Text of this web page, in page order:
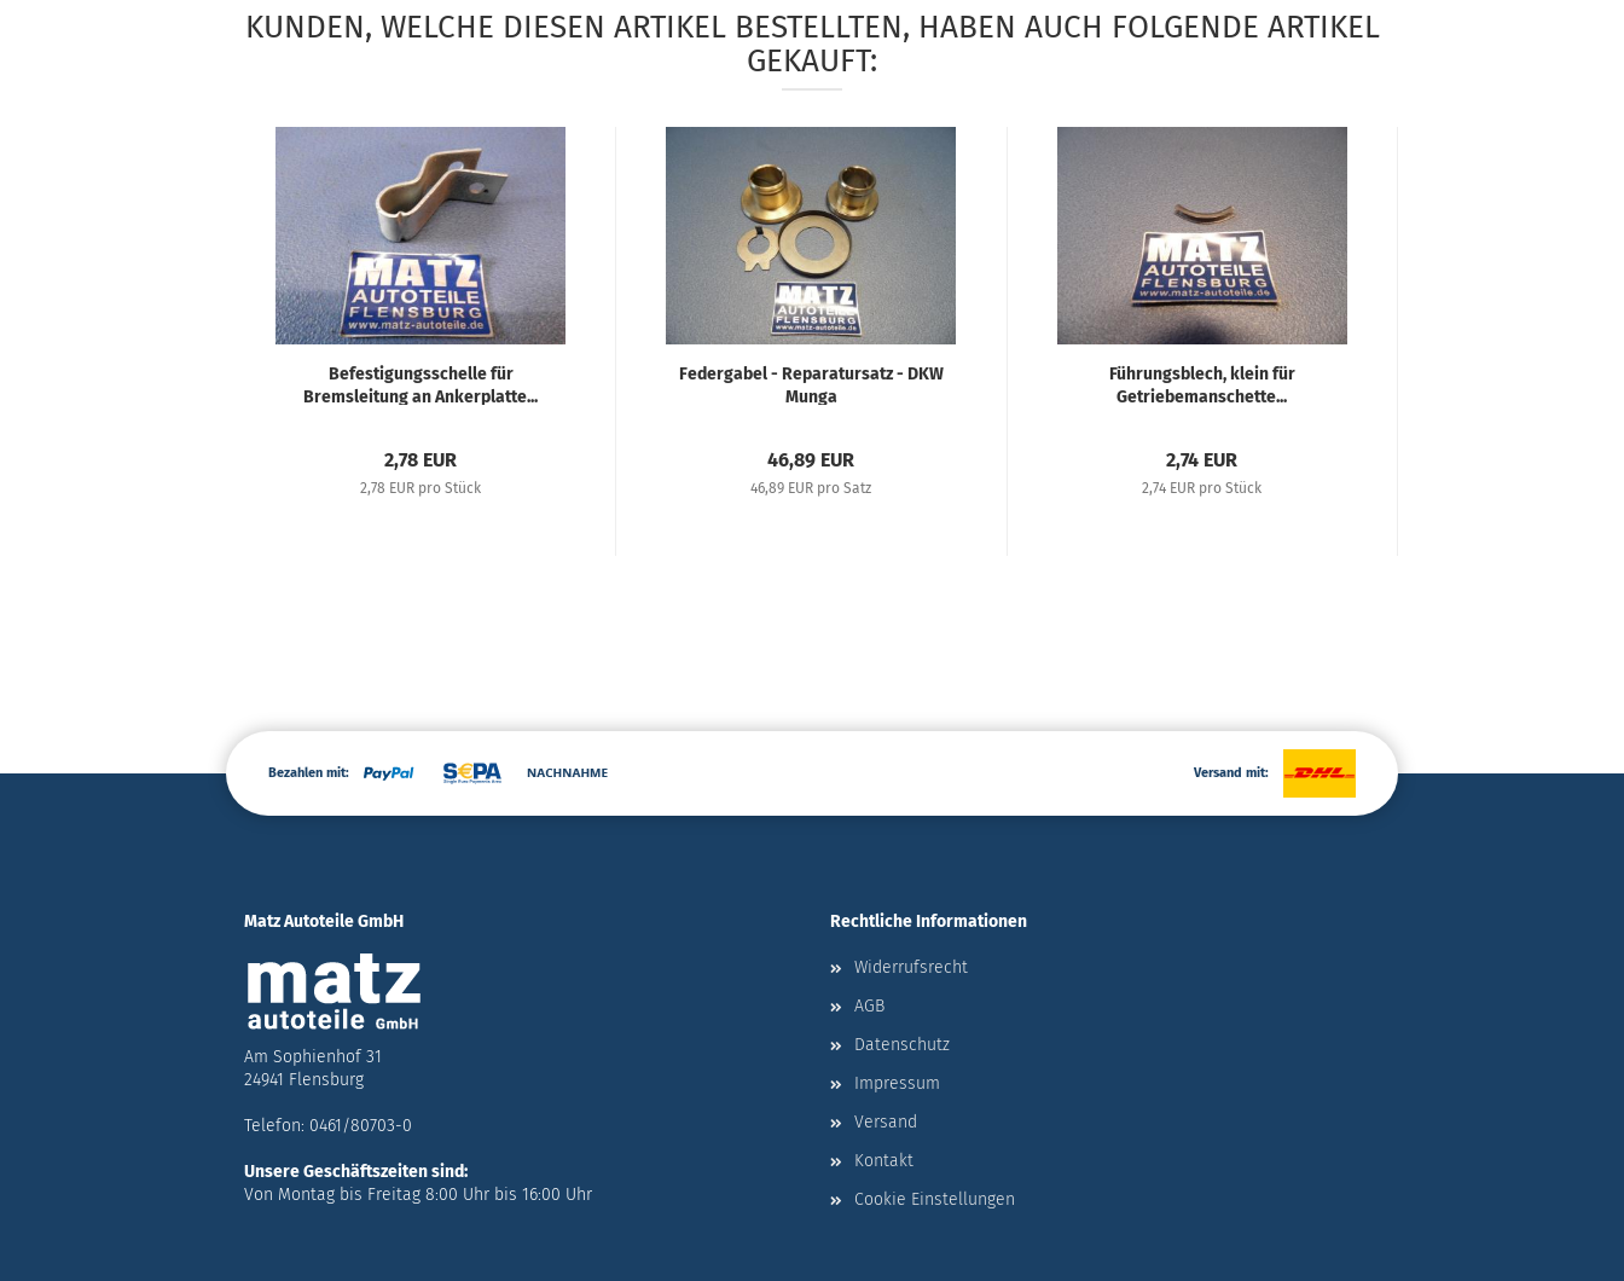
KUNDEN, WELCHE DIESEN ARTIKEL BESTELLTEN, HABEN AUCH FOLGENDE ARTIKEL
GEKAUFT:
Befestigungsschelle für
Bremsleitung an Ankerplatte...
2,78 EUR
2,78 EUR pro Stück
Federgabel - Reparatursatz - DKW
Munga
46,89 EUR
46,89 EUR pro Satz
Führungsblech, klein für
Getriebemanschette...
2,74 EUR
2,74 EUR pro Stück
Bezahlen mit: Versand mit:
Matz Autoteile GmbH
Am Sophienhof 31
24941 Flensburg
Telefon: 0461/80703-0
Unsere Geschäftszeiten sind:
Von Montag bis Freitag 8:00 Uhr bis 16:00 Uhr
Rechtliche Informationen
Widerrufsrecht
AGB
Datenschutz
Impressum
Versand
Kontakt
Cookie Einstellungen